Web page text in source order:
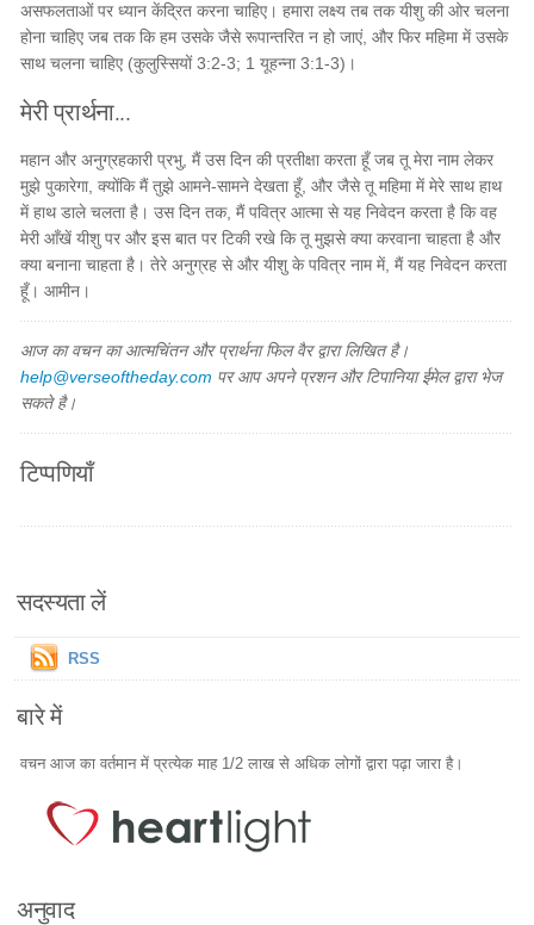
असफलताओं पर ध्यान केंद्रित करना चाहिए। हमारा लक्ष्य तब तक यीशु की ओर चलना
होना चाहिए जब तक कि हम उसके जैसे रूपान्तरित न हो जाएं, और फिर महिमा में उसके
साथ चलना चाहिए (कुलुस्सियों 3:2-3; 1 यूहन्ना 3:1-3)।
मेरी प्रार्थना...
महान और अनुग्रहकारी प्रभु, मैं उस दिन की प्रतीक्षा करता हूँ जब तू मेरा नाम लेकर
मुझे पुकारेगा, क्योंकि मैं तुझे आमने-सामने देखता हूँ, और जैसे तू महिमा में मेरे साथ हाथ
में हाथ डाले चलता है। उस दिन तक, मैं पवित्र आत्मा से यह निवेदन करता है कि वह
मेरी आँखें यीशु पर और इस बात पर टिकी रखे कि तू मुझसे क्या करवाना चाहता है और
क्या बनाना चाहता है। तेरे अनुग्रह से और यीशु के पवित्र नाम में, मैं यह निवेदन करता
हूँ। आमीन।
आज का वचन का आत्मचिंतन और प्रार्थना फिल वैर द्वारा लिखित है।
help@verseoftheday.com पर आप अपने प्रशन और टिपानिया ईमेल द्वारा भेज
सकते है।
टिप्पणियाँ
सदस्यता लें
RSS
बारे में
वचन आज का वर्तमान में प्रत्येक माह 1/2 लाख से अधिक लोगों द्वारा पढ़ा जारा है।
अनुवाद